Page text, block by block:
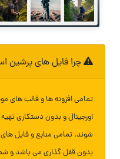
چرا فایل های پرشین
تمامی افزونه ها و قالب های
اورجینال و بدون دستکاری
شوند. تمامی منابع و فایل
بدون قفل گذاری می باشد و